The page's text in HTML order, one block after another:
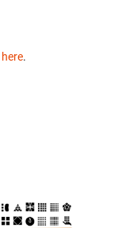
here.